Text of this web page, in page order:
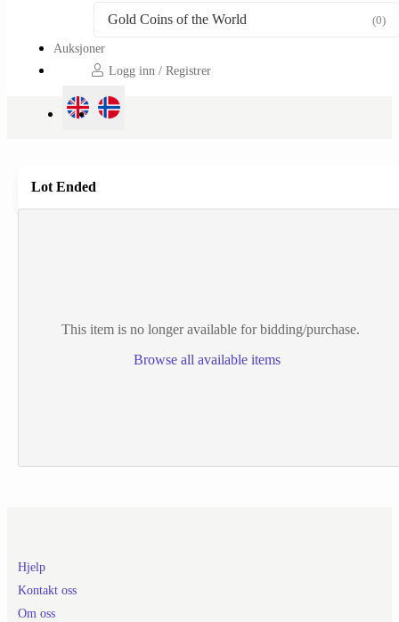
Gold Coins of the World (0)
Auksjoner
Logg inn / Registrer
Lot Ended
This item is no longer available for bidding/purchase.
Browse all available items
Hjelp
Kontakt oss
Om oss